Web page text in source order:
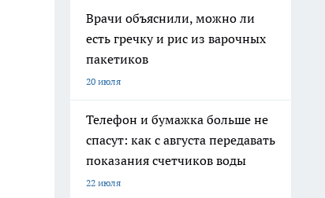
Врачи объяснили, можно ли
есть гречку и рис из варочных
пакетиков
20 июля
Телефон и бумажка больше не
спасут: как с августа передавать
показания счетчиков воды
22 июля